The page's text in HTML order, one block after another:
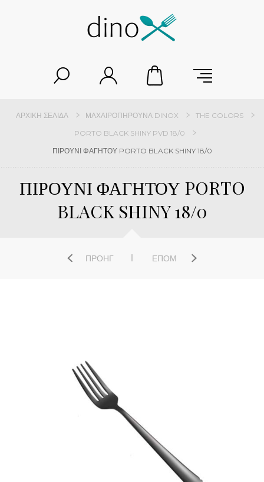
ΑΡΧΙΚΉ ΣΕΛΊΔΑ ΜΑΧΑΙΡΟΠΉΡΟΥΝΑ DINOX
THE COLORS
PORTO BLACK SHINY PVD 18/0
ΠΙΡΟΥΝΙ ΦΑΓΗΤΟΥ PORTO BLACK SHINY 18/0
ΠΙΡΟΥΝΙ ΦΑΓΗΤΟΥ PORTO
BLACK SHINY 18/0
ΠΡΟΗΓ ΕΠΌΜ